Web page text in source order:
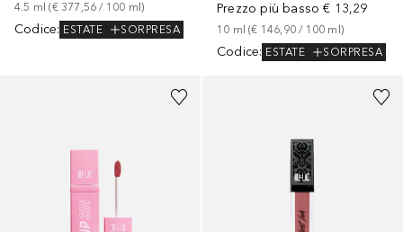
4.5 ml (€ 377,56 / 100 ml)
Codice: ESTATE SORPRESA
Prezzo più basso € 13,29
10 ml (€ 146,90 / 100 ml )
Codice: ESTATE SORPRESA
+12